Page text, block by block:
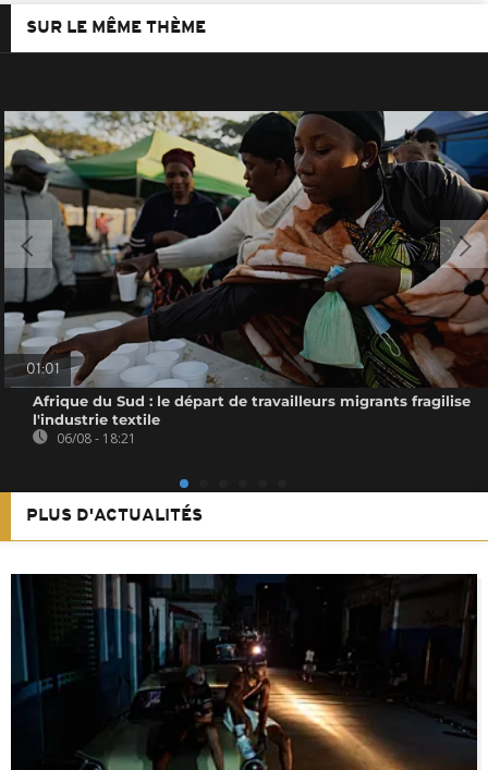
SUR LE MÊME THÈME
01:01
Afrique du Sud : le départ de travailleurs migrants fragilise
l'industrie textile
06/08 - 18:21
PLUS D'ACTUALITÉS